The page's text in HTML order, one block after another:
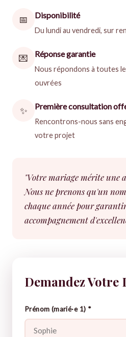
📅 Disponibilité
Du lundi au vendredi, sur
💌 Réponse garantie
Nous répondons à toutes
ouvrées
✨ Première consultation
Rencontrons-nous sans
votre projet
"Votre mariage mérite une
Nous ne prenons qu'un
chaque année pour
accompagnement
Demandez Votre
Prénom (marié·e 1) *